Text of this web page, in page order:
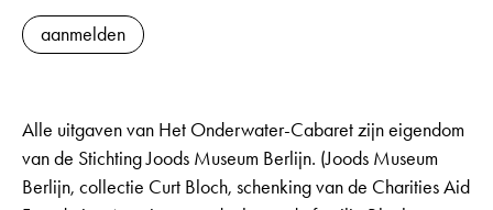
aanmelden
Alle uitgaven van Het Onderwater-Cabaret zijn eigendom
van de Stichting Joods Museum Berlijn. (Joods Museum
Berlijn, collectie Curt Bloch, schenking van de Charities Aid